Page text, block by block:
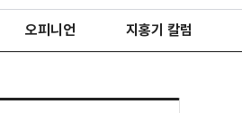
오피니언 지홍기 칼럼